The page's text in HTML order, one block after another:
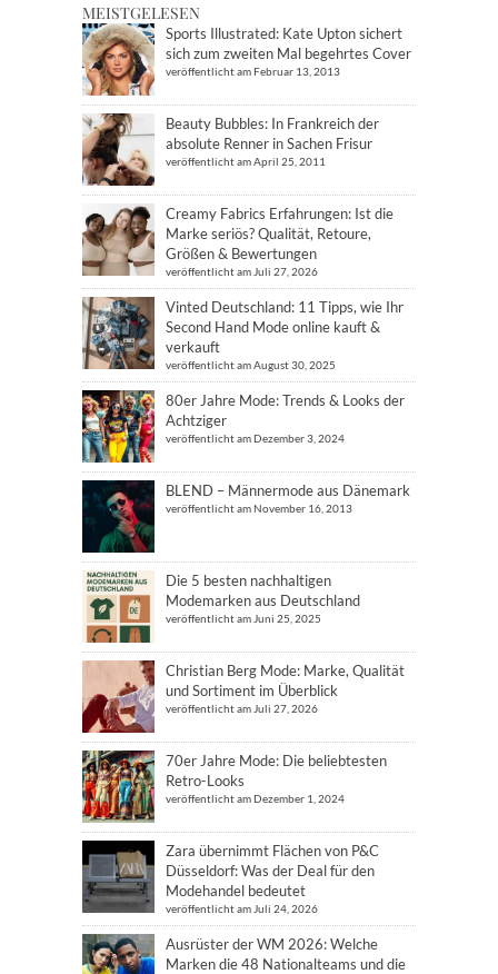
MEISTGELESEN
Sports Illustrated: Kate Upton sichert
sich zum zweiten Mal begehrtes Cover
veröffentlicht am Februar 13, 2013
Beauty Bubbles: In Frankreich der
absolute Renner in Sachen Frisur
veröffentlicht am April 25, 2011
Creamy Fabrics Erfahrungen: Ist die
Marke seriös? Qualität, Retoure,
Größen & Bewertungen
veröffentlicht am Juli 27, 2026
Vinted Deutschland: 11 Tipps, wie Ihr
Second Hand Mode online kauft &
verkauft
veröffentlicht am August 30, 2025
80er Jahre Mode: Trends & Looks der
Achtziger
veröffentlicht am Dezember 3, 2024
BLEND – Männermode aus Dänemark
veröffentlicht am November 16, 2013
Die 5 besten nachhaltigen
Modemarken aus Deutschland
veröffentlicht am Juni 25, 2025
Christian Berg Mode: Marke, Qualität
und Sortiment im Überblick
veröffentlicht am Juli 27, 2026
70er Jahre Mode: Die beliebtesten
Retro-Looks
veröffentlicht am Dezember 1, 2024
Zara übernimmt Flächen von P&C
Düsseldorf: Was der Deal für den
Modehandel bedeutet
veröffentlicht am Juli 24, 2026
Ausrüster der WM 2026: Welche
Marken die 48 Nationalteams und die